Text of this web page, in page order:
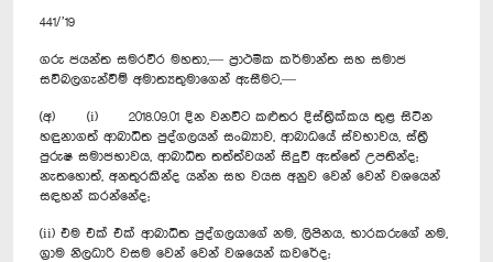
441/’19
ගරු ජයන්ත සමරවීර මහතා,— ප්‍රාථමික කර්මාන්ත සහ සමාජ
සවිබලගැන්වීම් අමාත්‍යතුමාගෙන් ඇසීමට,—
(අ) (i) 2018.09.01 දින වනවිට කළුතර දිස්ත්‍රික්කය තුළ සිටින
හඳුනාගත් ආබාධිත පුද්ගලයන් සංඛ්‍යාව, ආබාධයේ ස්වභාවය, ස්ත්‍රී
පුරුෂ සමාජභාවය, ආබාධිත තත්ත්වයන් සිදුවී ඇත්තේ උපතින්ද;
නැතහොත්, අනතුරකින්ද යන්න සහ වයස අනුව වෙන් වෙන් වශයෙන්
සඳහන් කරන්නේද;
(​ii) එම එක් එක් ආබාධිත පුද්ගලයාගේ නම, ලිපිනය, භාරකරුගේ නම,
ග්‍රාම නිලධාරි වසම වෙන් වෙන් වශයෙන් කවරේද;